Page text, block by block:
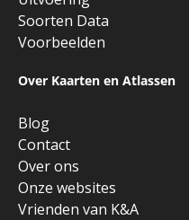
Soorten Data
Voorbeelden
Over Kaarten en Atlassen
Blog
Contact
Over ons
Onze websites
Vrienden van K&A